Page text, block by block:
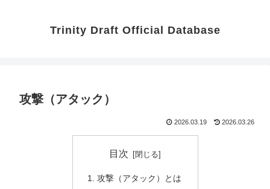
Trinity Draft Official Database
攻撃（アタック）
2026.03.19 2026.03.26
目次
攻撃（アタック）とは